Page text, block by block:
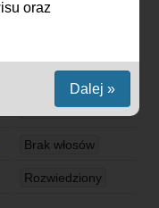
Lubię tylko
okazjonalnie
Brak włosów
Rozwiedziony
oraz
Dalej »